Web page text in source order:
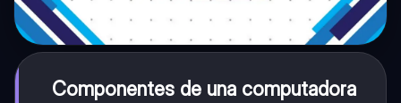
Componentes de una computadora